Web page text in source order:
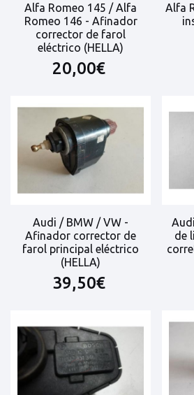
Alfa Romeo 145 / Alfa
Romeo 146 - Afinador
corrector de farol
eléctrico (HELLA)
20,00€
Alfa
Audi / BMW / VW -
Afinador corrector de
farol principal eléctrico
(HELLA)
39,50€
de